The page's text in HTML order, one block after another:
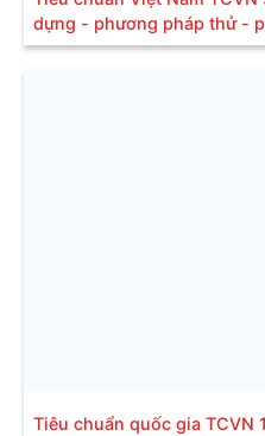
dựng - phương pháp thử -
Tiêu chuẩn quốc gia TCVN